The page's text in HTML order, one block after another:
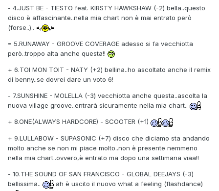
- 4.JUST BE - TIESTO feat. KIRSTY HAWKSHAW (-2) bella..questo
disco è affascinante..nella mia chart non è mai entrato però
(forse..)..
= 5.RUNAWAY - GROOVE COVERAGE adesso si fa vecchiotta
però..troppo alta anche questa!!
+ 6.TOI MON TOIT - NATY (+2) bellina..ho ascoltato anche il remix
di benny..se dovrei dare un voto 6!
- 7.SUNSHINE - MOLELLA (-3) vecchiotta anche questa..ascolta la
nuova village groove..entrarà sicuramente nella mia chart..
+ 8.ONE(ALWAYS HARDCORE) - SCOOTER (+1)
+ 9.LULLABOW - SUPASONIC (+7) disco che diciamo sta andando
molto anche se non mi piace molto..non è presente nemmeno
nella mia chart..ovvero,è entrato ma dopo una settimana viaa!!
- 10.THE SOUND OF SAN FRANCISCO - GLOBAL DEEJAYS (-3)
bellissima..
ah è uscito il nuovo what a feeling (flashdance)